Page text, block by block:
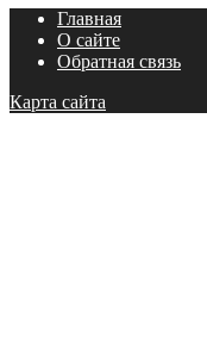
Главная
О сайте
Обратная связь
Карта сайта